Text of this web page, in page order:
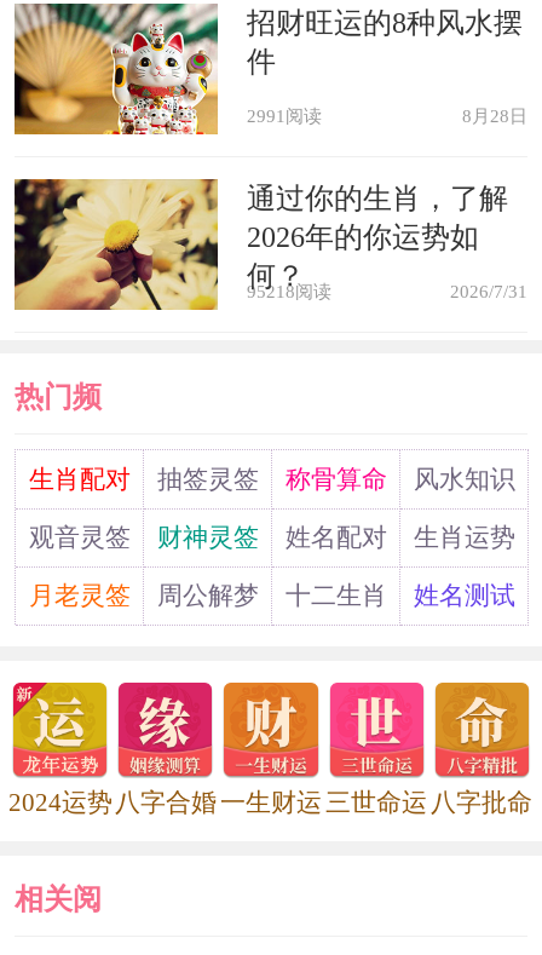
招财旺运的8种风水摆
件
2991阅读 8月28日
通过你的生肖，了解
2026年的你运势如
何？
95218阅读 2026/7/31
热门频
道生肖配对 抽签灵签 称骨算命
风水知识
观音灵签
财神灵签 姓名配对
生肖运势
月老灵签
周公解梦 十二生肖 姓名测试
2024运势 八字合婚一生财运三世命运 八字批命
相关阅